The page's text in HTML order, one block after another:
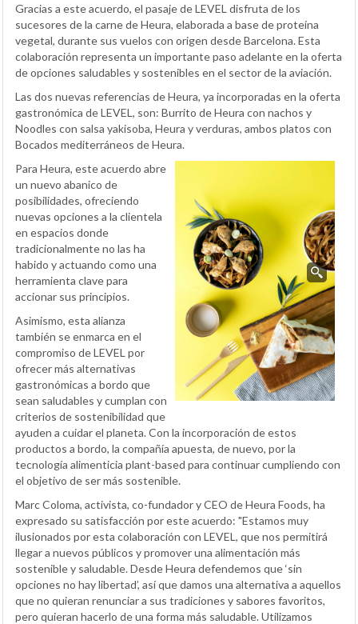
Gracias a este acuerdo, el pasaje de LEVEL disfruta de los
sucesores de la carne de Heura, elaborada a base de proteína
vegetal, durante sus vuelos con origen desde Barcelona. Esta
colaboración representa un importante paso adelante en la oferta
de opciones saludables y sostenibles en el sector de la aviación.
Las dos nuevas referencias de Heura, ya incorporadas en la oferta
gastronómica de LEVEL, son: Burrito de Heura con nachos y
Noodles con salsa yakisoba, Heura y verduras, ambos platos con
Bocados mediterráneos de Heura.
Para Heura, este acuerdo abre
un nuevo abanico de
posibilidades, ofreciendo
nuevas opciones a la clientela
en espacios donde
tradicionalmente no las ha
habido y actuando como una
herramienta clave para
accionar sus principios.
Asimismo, esta alianza
también se enmarca en el
compromiso de LEVEL por
ofrecer más alternativas
gastronómicas a bordo que
sean saludables y cumplan con
criterios de sostenibilidad que
ayuden a cuidar el planeta. Con la incorporación de estos
productos a bordo, la compañía apuesta, de nuevo, por la
tecnología alimenticia plant-based para continuar cumpliendo con
el objetivo de ser más sostenible.
Marc Coloma, activista, co-fundador y CEO de Heura Foods, ha
expresado su satisfacción por este acuerdo: "Estamos muy
ilusionados por esta colaboración con LEVEL, que nos permitirá
llegar a nuevos públicos y promover una alimentación más
sostenible y saludable. Desde Heura defendemos que ‘sin
opciones no hay libertad’, así que damos una alternativa a aquellos
que no quieran renunciar a sus tradiciones y sabores favoritos,
pero quieran hacerlo de una forma más saludable. Utilizamos